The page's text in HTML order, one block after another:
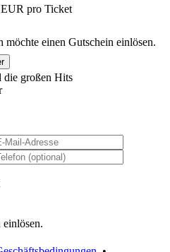
pro Ticket
möchte einen Gutschein einlösen.
die großen Hits